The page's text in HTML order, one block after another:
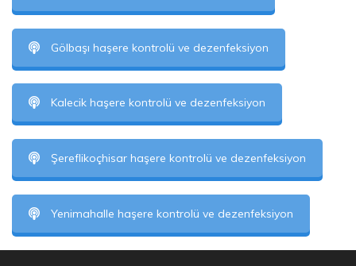
Gölbaşı haşere kontrolü ve dezenfeksiyon
Kalecik haşere kontrolü ve dezenfeksiyon
Şereflikoçhisar haşere kontrolü ve dezenfeksiyon
Yenimahalle haşere kontrolü ve dezenfeksiyon